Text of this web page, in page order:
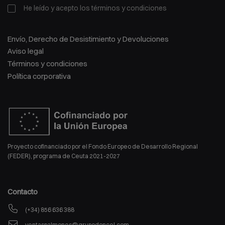
He leído y acepto los términos y condiciones
Envío, Derecho de Desistimiento y Devoluciones
Aviso legal
Términos y condiciones
Política corporativa
Proyecto cofinanciado por el Fondo Europeo de Desarrollo Regional
(FEDER), programa de Ceuta 2021-2027
Contacto
(+34) 856 636 388